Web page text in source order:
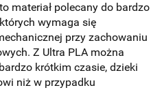
materiał polecany do bardzo
wymaga się
przy zachowaniu
Z Ultra PLA można
krótkim czasie, dzieki
niż w przypadku